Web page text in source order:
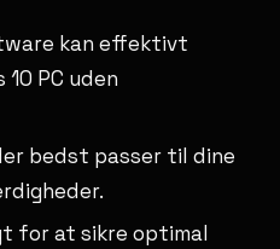
kan effektivt
PC uden
bedst passer til dine
for at sikre optimal